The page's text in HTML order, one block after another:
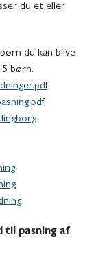
du et eller
du kan blive
børn.
til pasning af